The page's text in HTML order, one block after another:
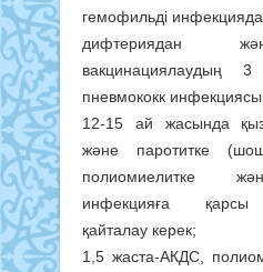
гемофильді
дифтериядан
вакцинациялаудың 3
пневмококк
12-15 ай жасында
және паротитке
полиомиелитке
инфекцияға қарсы
қайталау керек;
1,5 жаста-АКДС,